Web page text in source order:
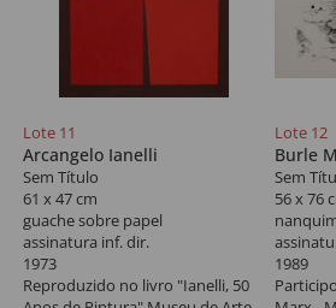
Lote 11
Arcangelo Ianelli
Sem Título
61 x 47 cm
guache sobre papel
assinatura inf. dir.
1973
Reproduzido no livro "Ianelli, 50
Lote 12
Burle
Sem
56 x 76
1989